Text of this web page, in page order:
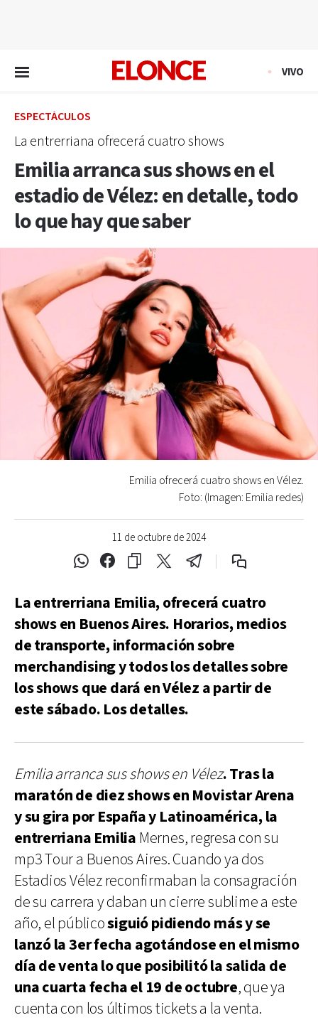
VIVO
ESPECTÁCULOS
La entrerriana ofrecerá cuatro shows
Emilia arranca sus shows en el
estadio de Vélez: en detalle, todo
lo que hay que saber
11 de octubre de 2024
Emilia ofrecerá cuatro shows en Vélez.
Foto: (Imagen: Emilia redes)
La entrerriana Emilia, ofrecerá cuatro
shows en Buenos Aires. Horarios, medios
de transporte, información sobre
merchandising y todos los detalles sobre
los shows que dará en Vélez a partir de
este sábado. Los detalles.
Emilia arranca sus shows en Vélez. Tras la
maratón de diez shows en Movistar Arena
y su gira por España y Latinoamérica, la
entrerriana Emilia Mernes, regresa con su
mp3 Tour a Buenos Aires. Cuando ya dos
Estadios Vélez reconfirmaban la consagración
de su carrera y daban un cierre sublime a este
año, el públicosiguió pidiendo más y se
lanzó la 3er fecha agotándose en el mismo
día de venta lo que posibilitó la salida de
una cuarta fecha el 19 de octubre, que ya
cuenta con los últimos tickets a la venta.